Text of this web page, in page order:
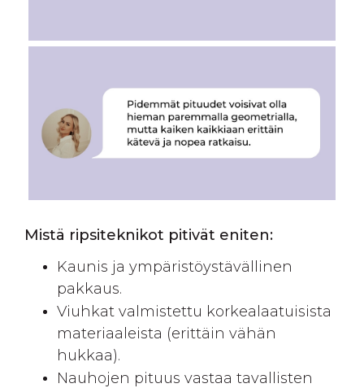
Mistä ripsiteknikot pitivät eniten:
Kaunis ja ympäristöystävällinen
pakkaus.
Viuhkat valmistettu korkealaatuisista
materiaaleista (erittäin vähän
hukkaa).
Nauhojen pituus vastaa tavallisten